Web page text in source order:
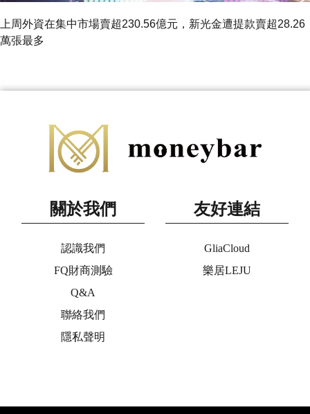
上周外資在集中市場賣超230.56億元，新光金遭提款賣超28.26
萬張最多
關於我們
認識我們
FQ財商測驗
Q&A
聯絡我們
隱私聲明
友好連結
GliaCloud
樂居LEJU